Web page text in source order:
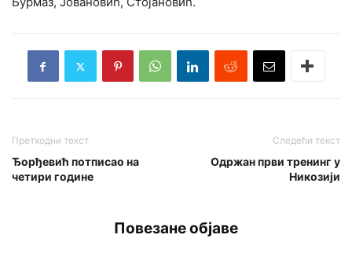
Претходни текст
Ђорђевић потписао на
четири године
Следећи текст
Одржан први тренинг у
Никозији
Повезане објаве